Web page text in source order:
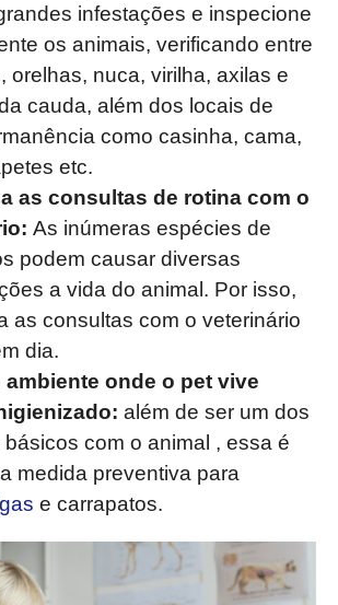
infestações e inspecione
os animais, verificando entre
orelhas, nuca, virilha, axilas e
cauda, além dos locais de
como casinha, cama,
etc.
as consultas de rotina com o
As inúmeras espécies de
podem causar diversas
a vida do animal. Por isso,
as consultas com o veterinário
dia.
ambiente onde o pet vive
além de ser um dos
com o animal , essa é
medida preventiva para
e carrapatos.